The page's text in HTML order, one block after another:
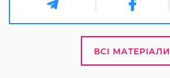
ВСІ МАТЕРІАЛИ